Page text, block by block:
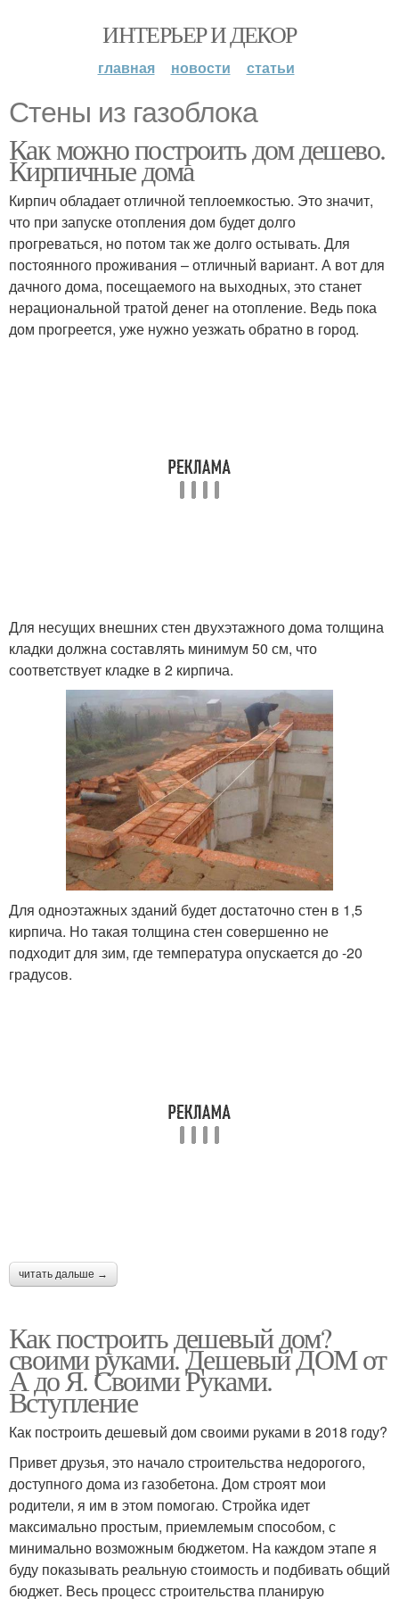
ИНТЕРЬЕР И ДЕКОР
главная новости статьи
Стены из газоблока
Как можно построить дом дешево.
Кирпичные дома
Кирпич обладает отличной теплоемкостью. Это значит,
что при запуске отопления дом будет долго
прогреваться, но потом так же долго остывать. Для
постоянного проживания – отличный вариант. А вот для
дачного дома, посещаемого на выходных, это станет
нерациональной тратой денег на отопление. Ведь пока
дом прогреется, уже нужно уезжать обратно в город.
Для несущих внешних стен двухэтажного дома толщина
кладки должна составлять минимум 50 см, что
соответствует кладке в 2 кирпича.
Для одноэтажных зданий будет достаточно стен в 1,5
кирпича. Но такая толщина стен совершенно не
подходит для зим, где температура опускается до -20
градусов.
читать дальше →
Как построить дешевый дом?
своими руками. Дешевый ДОМ от
А до Я. Своими Руками.
Вступление
Как построить дешевый дом своими руками в 2018 году?
Привет друзья, это начало строительства недорогого,
доступного дома из газобетона. Дом строят мои
родители, я им в этом помогаю. Стройка идет
максимально простым, приемлемым способом, с
минимально возможным бюджетом. На каждом этапе я
буду показывать реальную стоимость и подбивать общий
бюджет. Весь процесс строительства планирую